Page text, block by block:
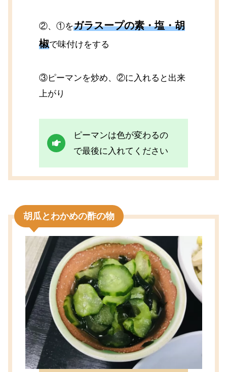
②、①をガラスープの素・塩・胡
椒で味付けをする
③ピーマンを炒め、②に入れると出来
上がり
ピーマンは色が変わるの
で最後に入れてください
胡瓜とわかめの酢の物